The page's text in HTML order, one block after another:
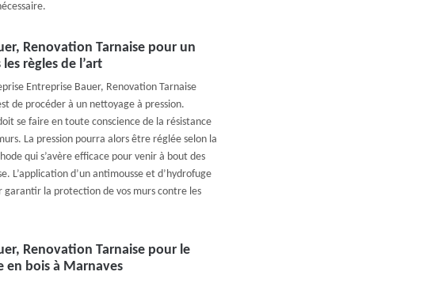
Renovation Tarnaise pour un
règles de l’art
Entreprise Bauer, Renovation Tarnaise
de procéder à un nettoyage à pression.
se faire en toute conscience de la résistance
La pression pourra alors être réglée selon la
qui s’avère efficace pour venir à bout des
L’application d’un antimousse et d’hydrofuge
garantir la protection de vos murs contre les
Renovation Tarnaise pour le
en bois à Marnaves